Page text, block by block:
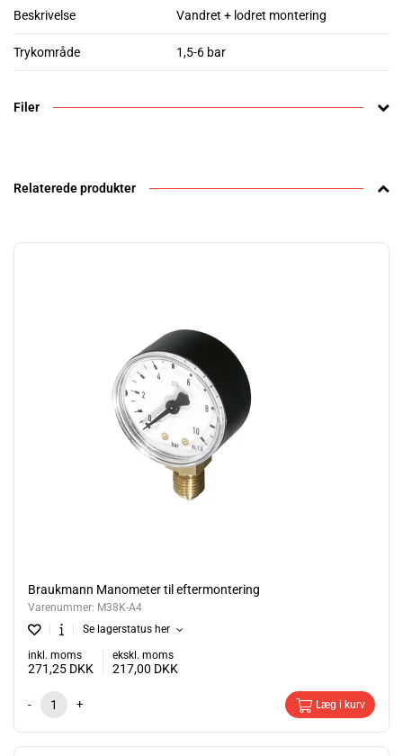
Beskrivelse Vandret + lodret montering
Trykområde 1,5-6 bar
Filer
Relaterede produkter
Braukmann Manometer til eftermontering
Varenummer: M38K-A4
Se lagerstatus her
inkl. moms
271,25 DKK
ekskl. moms
217,00 DKK
- + Læg i kurv